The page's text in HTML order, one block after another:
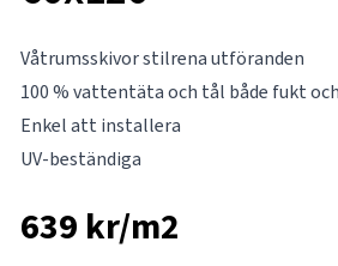
Våtrumsskivor stilrena utföranden
100 % vattentäta och tål både fukt
Enkel att installera
UV-beständiga
639 kr/m2